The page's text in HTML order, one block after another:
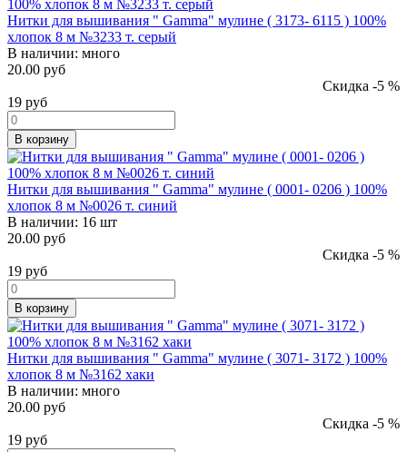
Нитки для вышивания " Gamma" мулине ( 3173- 6115 ) 100%
хлопок 8 м №3233 т. серый
В наличии: много
20.00 руб
Скидка -5 %
19 руб
В корзину
Нитки для вышивания " Gamma" мулине ( 0001- 0206 ) 100%
хлопок 8 м №0026 т. синий
В наличии: 16 шт
20.00 руб
Скидка -5 %
19 руб
В корзину
Нитки для вышивания " Gamma" мулине ( 3071- 3172 ) 100%
хлопок 8 м №3162 хаки
В наличии: много
20.00 руб
Скидка -5 %
19 руб